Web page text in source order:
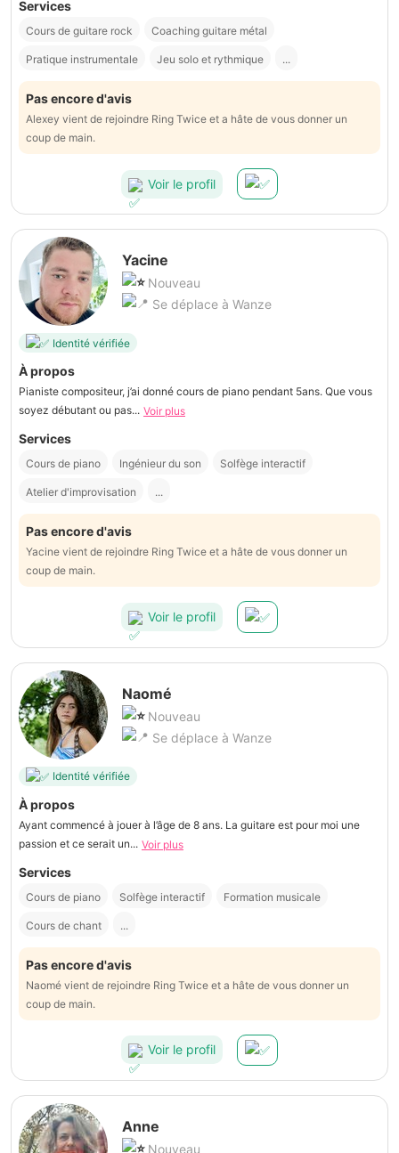
Services
Cours de guitare rock Coaching guitare métal
Pratique instrumentale Jeu solo et rythmique ...
Pas encore d'avis
Alexey vient de rejoindre Ring Twice et a hâte de vous donner un
coup de main.
Voir le profil
Yacine
Nouveau
Se déplace à Wanze
Identité vérifiée
À propos
Pianiste compositeur, j’ai donné cours de piano pendant 5ans. Que vous
soyez débutant ou pas... Voir plus
Services
Cours de piano Ingénieur du son Solfège interactif
Atelier d'improvisation ...
Pas encore d'avis
Yacine vient de rejoindre Ring Twice et a hâte de vous donner un
coup de main.
Voir le profil
Naomé
Nouveau
Se déplace à Wanze
Identité vérifiée
À propos
Ayant commencé à jouer à l’âge de 8 ans. La guitare est pour moi une
passion et ce serait un... Voir plus
Services
Cours de piano Solfège interactif Formation musicale
Cours de chant ...
Pas encore d'avis
Naomé vient de rejoindre Ring Twice et a hâte de vous donner un
coup de main.
Voir le profil
Anne
Nouveau